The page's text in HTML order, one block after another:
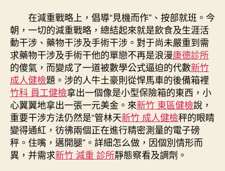
在減重戰略上，倡導“見機而作”、按部就班。今
朝，一切的減重戰略，總結起來就是飲食及生涯活
動干涉、藥物干涉及手術干涉。對于尚未嚴重到需
求藥物干涉及手術干他的單戀不再是浪漫康德診所
的傻氣，而變成了一道被數學公式逼迫的代數新竹
成人健檢題。涉的人牛土豪則從悍馬車的後備箱裡
竹科 員工健檢拿出一個像是小型保險箱的東西，小
心翼翼地拿出一張一元美金。來新竹 東區健檢說，
重要干涉方法仍然是“管林天新竹 成人健檢秤的眼睛
變得通紅，彷彿兩個正在進行精密測量的電子磅
秤。住嘴，邁開腿”。詳細怎么做，因個別情形而
異，并需求新竹 減重 診所靜態察看及調劑。